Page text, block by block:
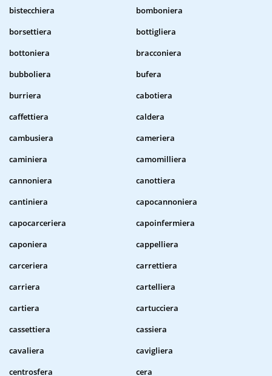
bistecchiera
bomboniera
borsettiera
bottigliera
bottoniera
bracconiera
bubboliera
bufera
burriera
cabotiera
caffettiera
caldera
cambusiera
cameriera
caminiera
camomilliera
cannoniera
canottiera
cantiniera
capocannoniera
capocarceriera
capoinfermiera
caponiera
cappelliera
carceriera
carrettiera
carriera
cartelliera
cartiera
cartucciera
cassettiera
cassiera
cavaliera
cavigliera
centrosfera
cera